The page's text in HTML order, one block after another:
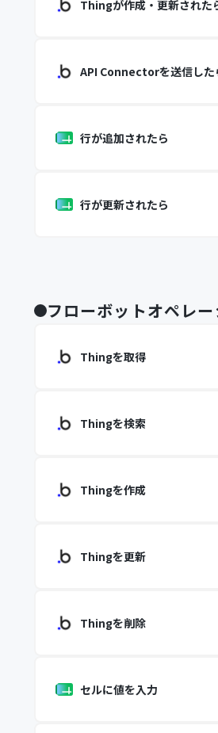
Thingが作成・更新された
API Connectorを送信した
行が追加されたら
行が更新されたら
フローボットオペレ
Thingを取得
Thingを検索
Thingを作成
Thingを更新
Thingを削除
セルに値を入力